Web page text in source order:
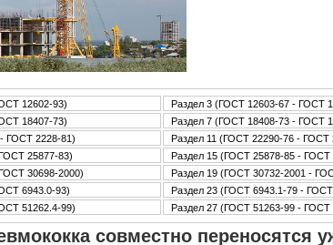
12602-93) Раздел 3 (ГОСТ 12603-67 - ГОСТ
18407-73) Раздел 7 (ГОСТ 18408-73 - ГОСТ
ГОСТ 2228-81) Раздел 11 (ГОСТ 22290-76 - ГОСТ
25877-83) Раздел 15 (ГОСТ 25878-85 - ГОСТ
30698-2000) Раздел 19 (ГОСТ 30732-2001 -
6943.0-93) Раздел 23 (ГОСТ 6943.1-79 -
51262.4-99) Раздел 27 (ГОСТ 51263-99 - ГОСТ
совместно переносятся